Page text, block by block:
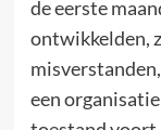
de eerste
ontwikkelden,
een